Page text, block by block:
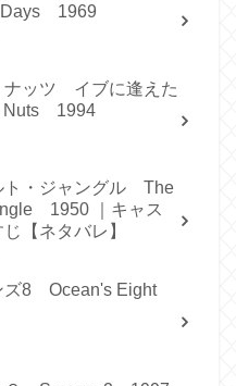
Days 1969
ナッツ イブに逢えた
1994
ト・ジャングル The
1950 ｜キャス
【ネタバレ】
ズ8 Ocean's Eight